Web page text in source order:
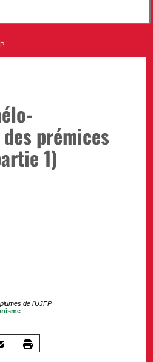
prémices
1)
de l'UJFP